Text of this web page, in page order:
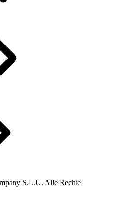
S.L.U. Alle Rechte